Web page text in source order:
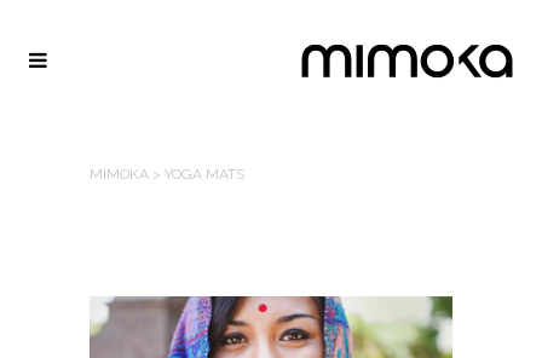
MIMOKA > YOGA MATS